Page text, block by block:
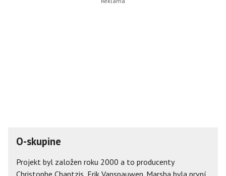
O-skupine
Projekt byl založen roku 2000 a to producenty
Christophe Chantzis, Erik Vanspauwen. Marsha byla první